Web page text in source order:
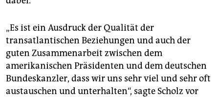
„Es ist ein Ausdruck der Qualität der
transatlantischen Beziehungen und auch der
guten Zusammenarbeit zwischen dem
amerikanischen Präsidenten und dem deutschen
Bundeskanzler, dass wir uns sehr viel und sehr oft
austauschen und unterhalten“, sagte Scholz vor